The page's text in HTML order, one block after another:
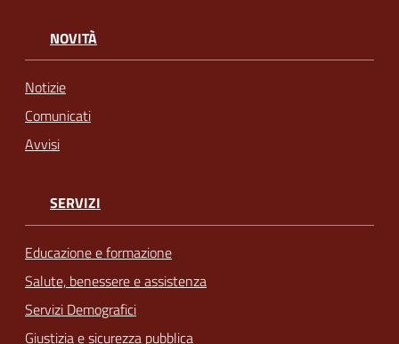
NOVITÀ
Notizie
Comunicati
Avvisi
SERVIZI
Educazione e formazione
Salute, benessere e assistenza
Servizi Demografici
Giustizia e sicurezza pubblica